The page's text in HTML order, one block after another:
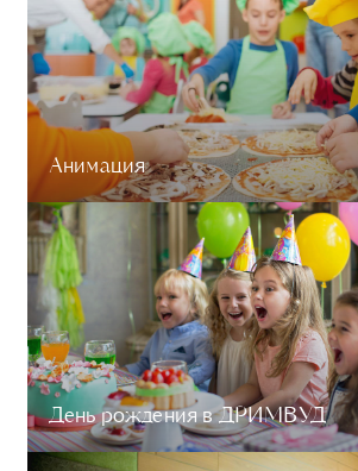
Анимация
День рождения в ДРИМВУД